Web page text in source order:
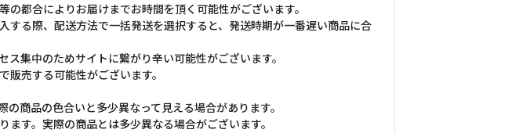
都合によりお届けまでお時間を頂く可能性がございます。
する際、配送方法で一括発送を選択すると、発送時期が一番遅い商品に合
集中のためサイトに繋がり辛い可能性がございます。
売する可能性がございます。
商品の色合いと多少異なって見える場合があります。
す。実際の商品とは多少異なる場合がございます。